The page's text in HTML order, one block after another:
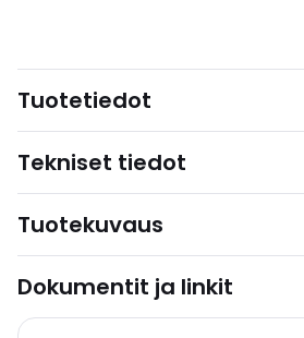
Tuotetiedot
Tekniset tiedot
Tuotekuvaus
Dokumentit ja linkit